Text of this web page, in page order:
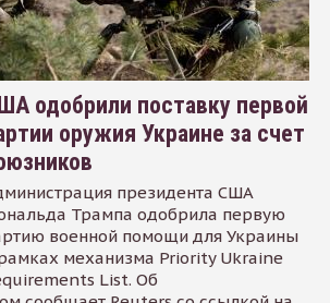
одобрили поставку первой
оружия Украине за счет
президента США
Трампа одобрила первую
военной помощи для Украины
механизма Priority Ukraine
List. Об